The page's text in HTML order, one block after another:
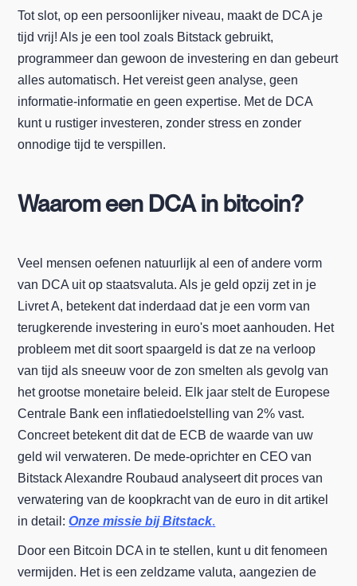
Tot slot, op een persoonlijker niveau, maakt de DCA je
tijd vrij! Als je een tool zoals Bitstack gebruikt,
programmeer dan gewoon de investering en dan gebeurt
alles automatisch. Het vereist geen analyse, geen
informatie-informatie en geen expertise. Met de DCA
kunt u rustiger investeren, zonder stress en zonder
onnodige tijd te verspillen.
Waarom een DCA in bitcoin?
Veel mensen oefenen natuurlijk al een of andere vorm
van DCA uit op staatsvaluta. Als je geld opzij zet in je
Livret A, betekent dat inderdaad dat je een vorm van
terugkerende investering in euro's moet aanhouden. Het
probleem met dit soort spaargeld is dat ze na verloop
van tijd als sneeuw voor de zon smelten als gevolg van
het grootse monetaire beleid. Elk jaar stelt de Europese
Centrale Bank een inflatiedoelstelling van 2% vast.
Concreet betekent dit dat de ECB de waarde van uw
geld wil verwateren. De mede-oprichter en CEO van
Bitstack Alexandre Roubaud analyseert dit proces van
verwatering van de koopkracht van de euro in dit artikel
in detail:Onze missie bij Bitstack.
Door een Bitcoin DCA in te stellen, kunt u dit fenomeen
vermijden. Het is een zeldzame valuta, aangezien de